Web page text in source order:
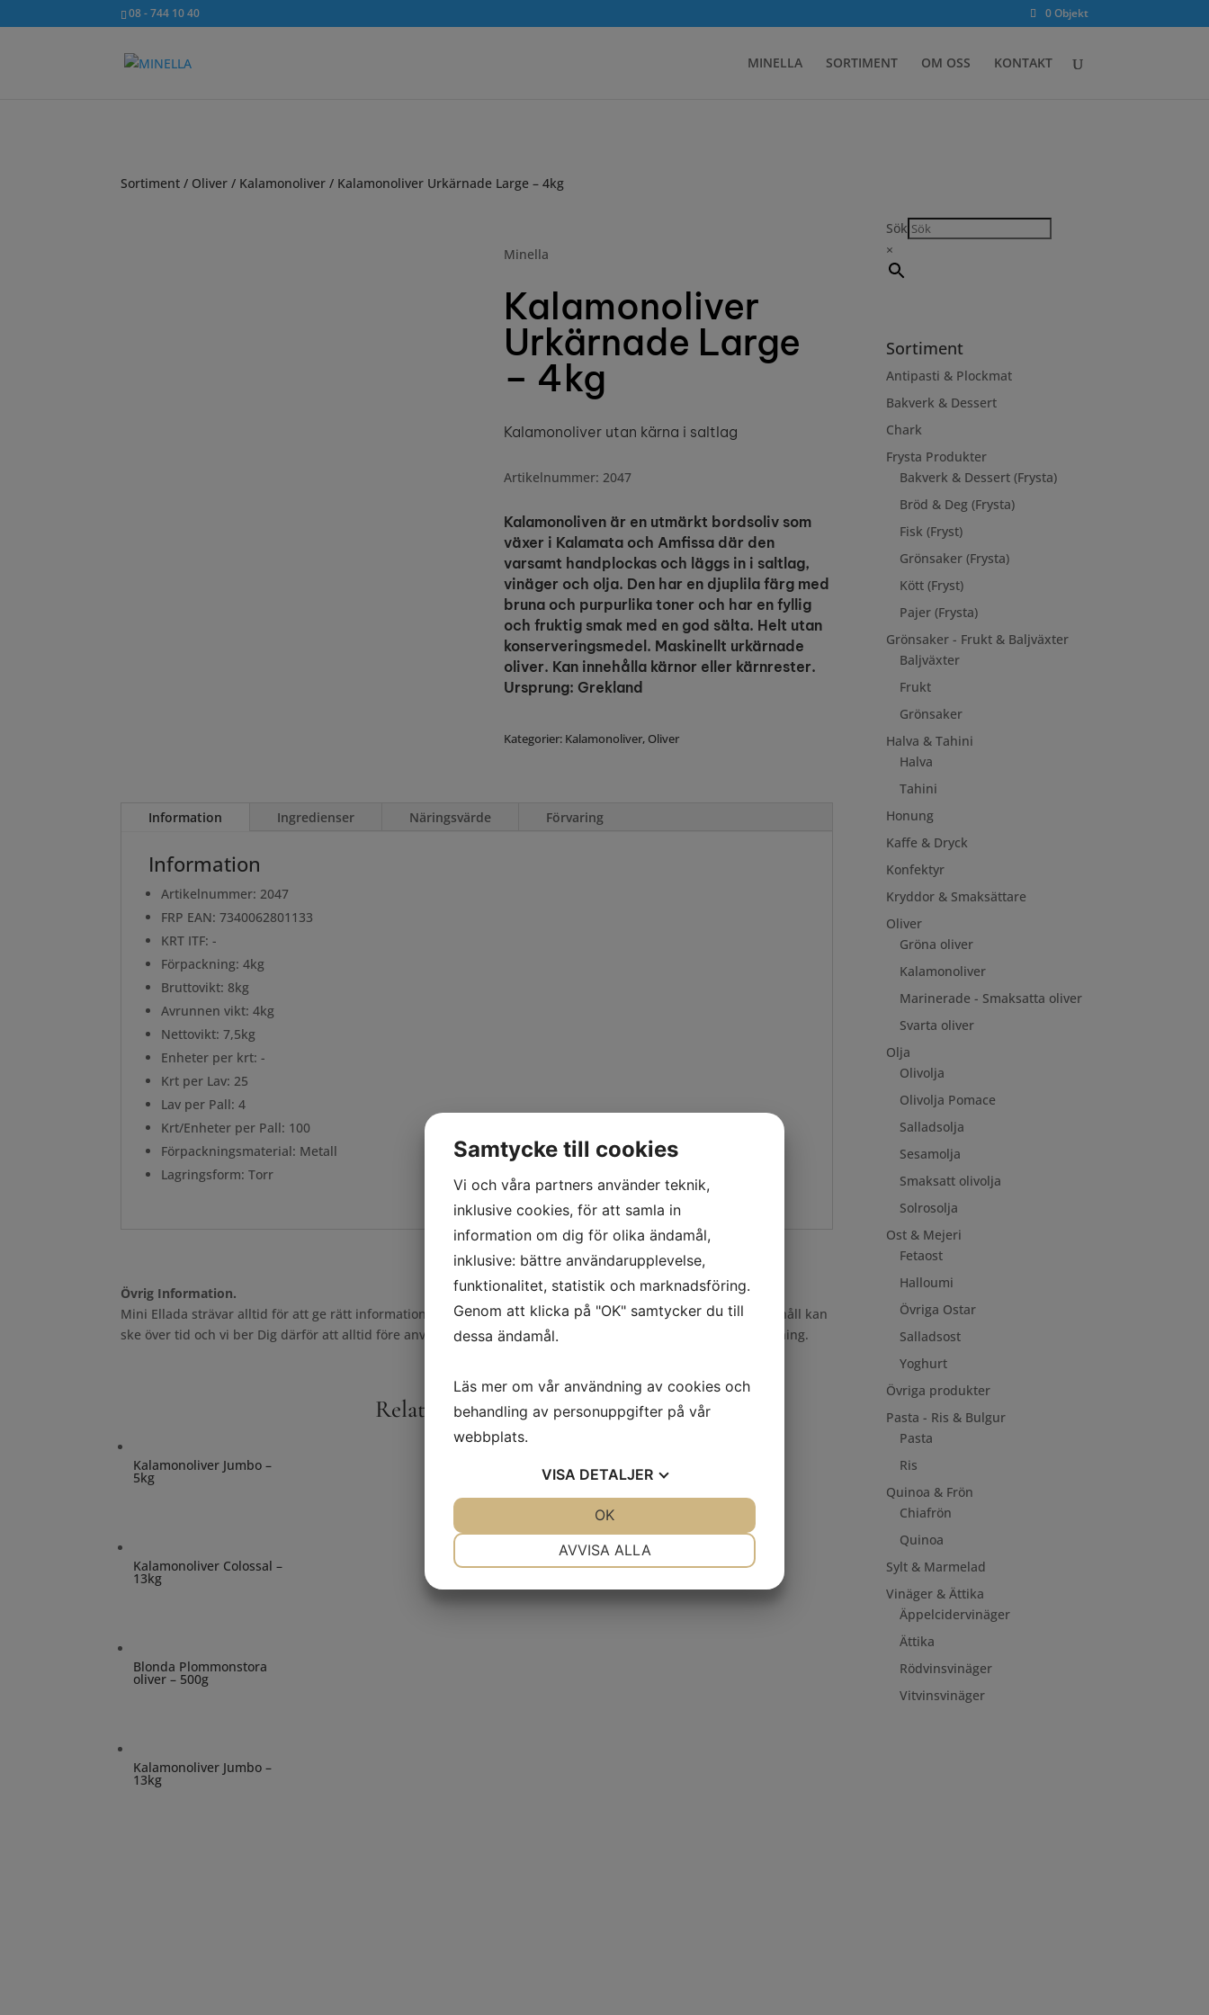
08 - 744 10 40 0 Objekt
MINELLA SORTIMENT OM OSS KONTAKT
Sortiment / Oliver / Kalamonoliver / Kalamonoliver Urkärnade Large – 4kg
Minella
Kalamonoliver
Urkärnade Large
– 4kg
Kalamonoliver utan kärna i saltlag
Artikelnummer: 2047
Kalamonoliven är en utmärkt bordsoliv som
växer i Kalamata och Amfissa där den
varsamt handplockas och läggs in i saltlag,
vinäger och olja. Den har en djuplila färg med
bruna och purpurlika toner och har en fyllig
och fruktig smak med en god sälta. Helt utan
konserveringsmedel. Maskinellt urkärnade
oliver. Kan innehålla kärnor eller kärnrester.
Ursprung: Grekland
Kategorier: Kalamonoliver, Oliver
Information Ingredienser Näringsvärde Förvaring
Information
Artikelnummer: 2047
FRP EAN: 7340062801133
KRT ITF: -
Förpackning: 4kg
Bruttovikt: 8kg
Avrunnen vikt: 4kg
Nettovikt: 7,5kg
Enheter per krt: -
Krt per Lav: 25
Lav per Pall: 4
Krt/Enheter per Pall: 100
Förpackningsmaterial: Metall
Lagringsform: Torr
Övrig Information.
Mini Ellada strävar alltid för att ge rätt information till våra kunder. Mindre förändringar i produkternas innehåll kan
ske över tid och vi ber Dig därför att alltid före användning kontrollera informationen på produktens förpackning.
Relaterade produkter
Kalamonoliver Jumbo –
5kg
Kalamonoliver Colossal –
13kg
Blonda Plommonstora
oliver – 500g
Kalamonoliver Jumbo –
13kg
Sök
×
Sortiment
Antipasti & Plockmat
Bakverk & Dessert
Chark
Frysta Produkter
Bakverk & Dessert (Frysta)
Bröd & Deg (Frysta)
Fisk (Fryst)
Grönsaker (Frysta)
Kött (Fryst)
Pajer (Frysta)
Grönsaker - Frukt & Baljväxter
Baljväxter
Frukt
Grönsaker
Halva & Tahini
Halva
Tahini
Honung
Kaffe & Dryck
Konfektyr
Kryddor & Smaksättare
Oliver
Gröna oliver
Kalamonoliver
Marinerade - Smaksatta oliver
Svarta oliver
Olja
Olivolja
Olivolja Pomace
Salladsolja
Sesamolja
Smaksatt olivolja
Solrosolja
Ost & Mejeri
Fetaost
Halloumi
Övriga Ostar
Salladsost
Yoghurt
Övriga produkter
Pasta - Ris & Bulgur
Pasta
Ris
Quinoa & Frön
Chiafrön
Quinoa
Sylt & Marmelad
Vinäger & Ättika
Äppelcidervinäger
Ättika
Rödvinsvinäger
Vitvinsvinäger
Samtycke till cookies
Vi och våra partners använder teknik,
inklusive cookies, för att samla in
information om dig för olika ändamål,
inklusive: bättre användarupplevelse,
funktionalitet, statistik och marknadsföring.
Genom att klicka på "OK" samtycker du till
dessa ändamål.
Läs mer om vår användning av cookies och
behandling av personuppgifter på vår
webbplats.
VISA DETALJER
AVVISA ALLA
OK